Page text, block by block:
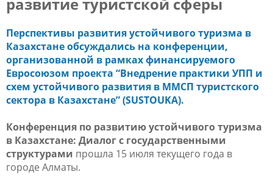
Перспективы развития устойчивого туризма в
Казахстане обсуждались на конференции,
организованной в рамках финансируемого
Евросоюзом проекта “Внедрение практики УПП и
схем устойчивого развития в ММСП туристского
сектора в Казахстане” (SUSTOUKA).
Конференция по развитию устойчивого туризма
в Казахстане: Диалог с государственными
структурами прошла 15 июля текущего года в
городе Алматы.